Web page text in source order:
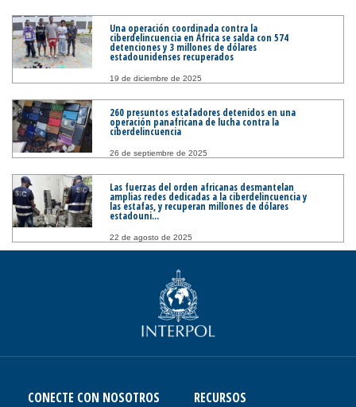
Una operación coordinada contra la
ciberdelincuencia en África se salda con 574
detenciones y 3 millones de dólares
estadounidenses recuperados
19 de diciembre de 2025
260 presuntos estafadores detenidos en una
operación panafricana de lucha contra la
ciberdelincuencia
26 de septiembre de 2025
Las fuerzas del orden africanas desmantelan
amplias redes dedicadas a la ciberdelincuencia y
las estafas, y recuperan millones de dólares
estadouni...
22 de agosto de 2025
CONECTE CON NOSOTROS RECURSOS